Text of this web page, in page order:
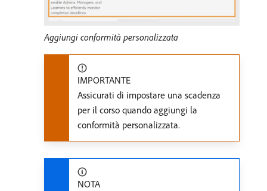
Aggiungi conformità personalizzata
IMPORTANTE
Assicurati di impostare una scadenza
per il corso quando aggiungi la
conformità personalizzata.
NOTA